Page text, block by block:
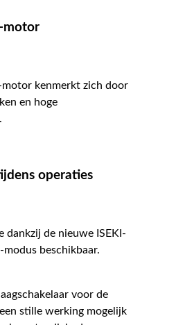
motor
motor kenmerkt zich door
en hoge
operaties
dankzij de nieuwe ISEKI-
beschikbaar.
voor de
stille werking mogelijk